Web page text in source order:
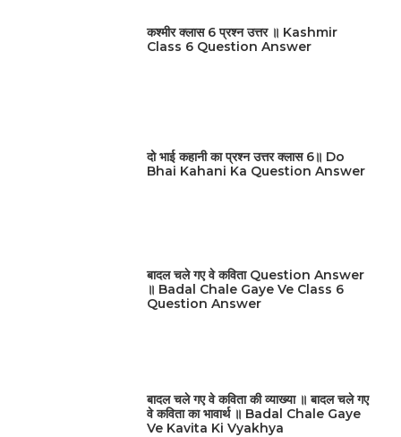
कश्मीर क्लास 6 प्रश्न उत्तर ॥ Kashmir
Class 6 Question Answer
दो भाई कहानी का प्रश्न उत्तर क्लास 6॥ Do
Bhai Kahani Ka Question Answer
बादल चले गए वे कविता Question Answer
॥ Badal Chale Gaye Ve Class 6
Question Answer
बादल चले गए वे कविता की व्याख्या ॥ बादल चले गए
वे कविता का भावार्थ ॥ Badal Chale Gaye
Ve Kavita Ki Vyakhya